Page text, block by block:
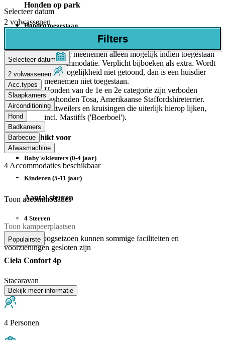
Honden op park
Honden toegestaan
Huisdier meenemen alleen mogelijk indien toegestaan
in accommodatie. Verplicht bijboeken als extra. Wordt
deze mogelijkheid niet getoond, dan is een huisdier
meenemen niet toegestaan.
Honden van de 1e en 2e categorie zijn verboden
(rashonden Tosa, Amerikaanse Staffordshireterrier.
Rottweilers en kruisingen die uiterlijk hierop lijken,
incl. Mastiffs ('Boerboel').
Geschikt voor
Baby's/kleuters (0-4 jaar)
Kinderen (5-11 jaar)
Aantal sterren
4 Sterren
Buiten het hoogseizoen kunnen sommige faciliteiten en
voorzieningen gesloten zijn
Selecteer datum
2 volwassenen
Filters
Selecteer datum
2 volwassenen
Acc.types
Slaapkamers
Airconditioning
Hond
Badkamers
Barbecue
Afwasmachine
4 Accommodaties beschikbaar
Toon accommodaties
Toon kampeerplaatsen
Populairste
Ciela Confort 4p
Stacaravan
Bekijk meer informatie
4 Personen